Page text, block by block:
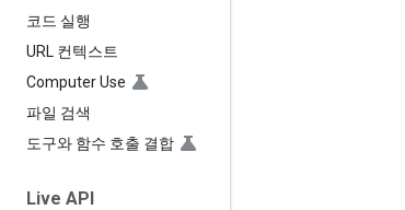
코드 실행
URL 컨텍스트
Computer Use
파일 검색
도구와 함수 호출 결합
Live API